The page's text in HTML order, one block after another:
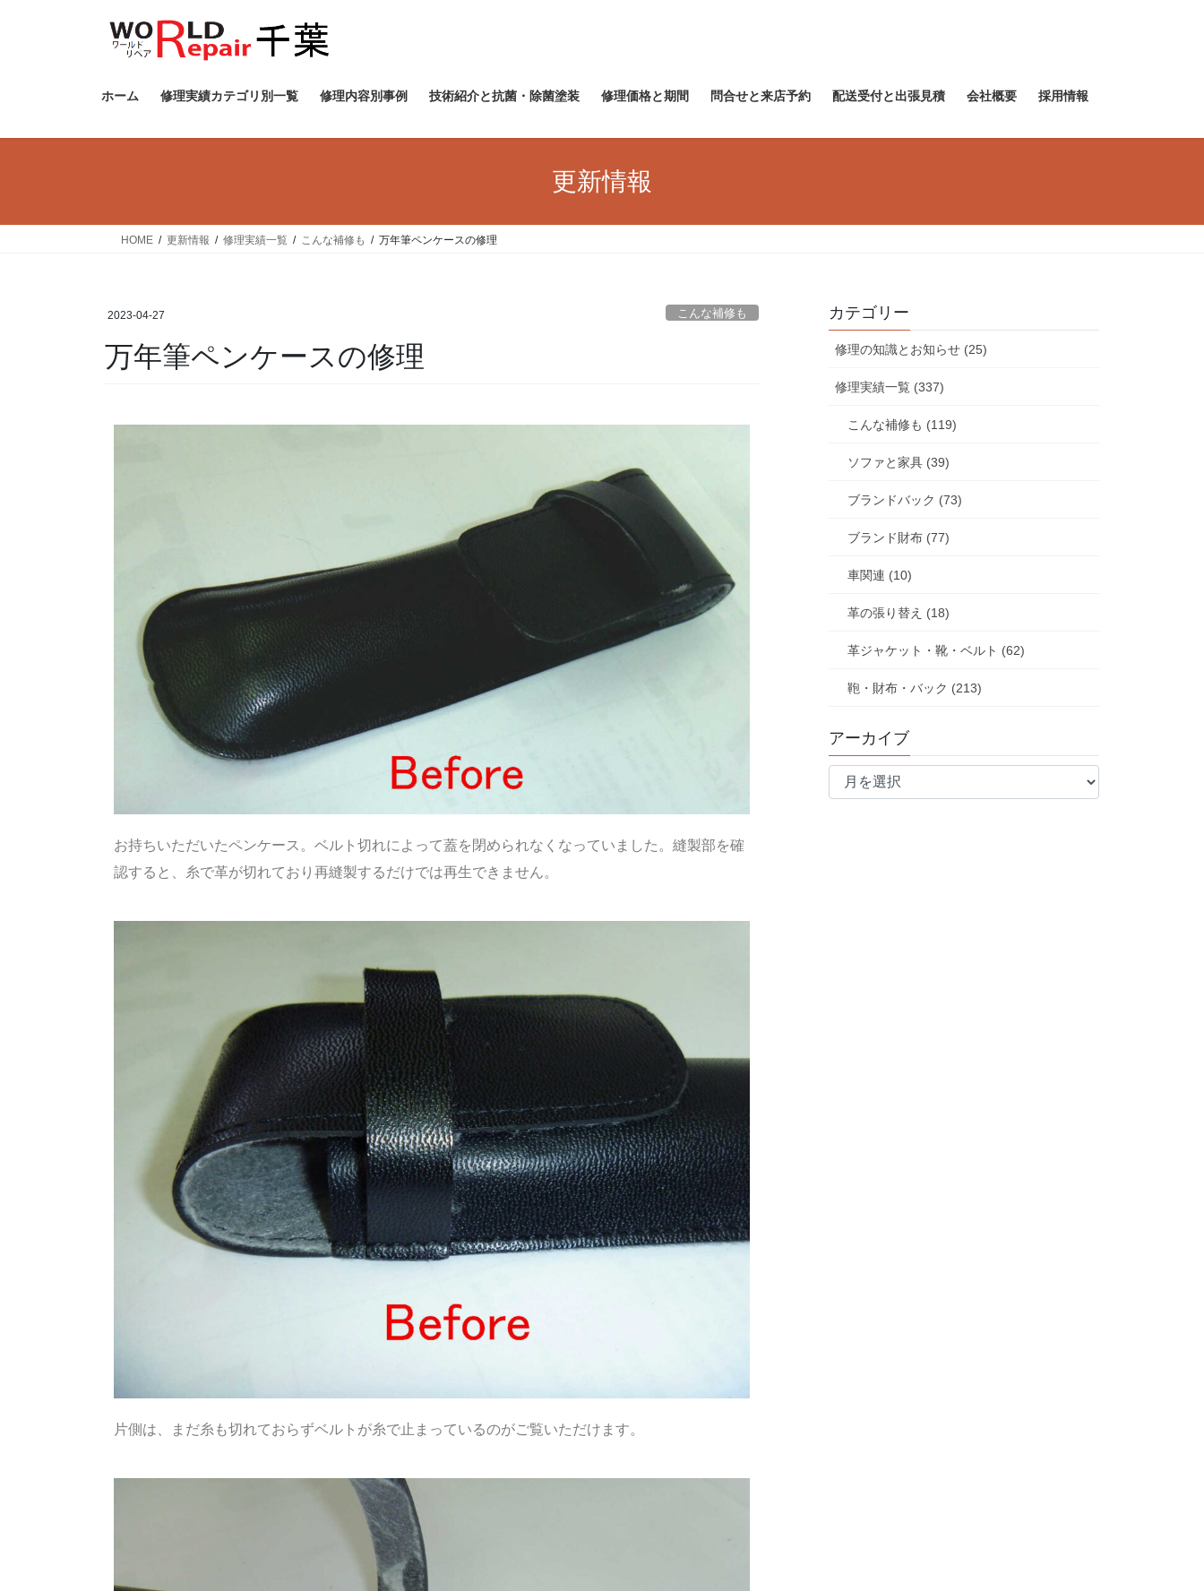
ホーム 修理実績カテゴリ別一覧 修理内容別事例 技術紹介と抗菌・除菌塗装 修理価格と期間 問合せと来店予約 配送受付と出張見積 会社概要 採用情報
更新情報
HOME 更新情報 修理実績一覧 こんな補修も 万年筆ペンケースの修理
2023-04-27 こんな補修も
万年筆ペンケースの修理
お持ちいただいたペンケース。ベルト切れによって蓋を閉められなくなっていました。縫製部を確
認すると、糸で革が切れており再縫製するだけでは再生できません。
片側は、まだ糸も切れておらずベルトが糸で止まっているのがご覧いただけます。
カテゴリー
修理の知識とお知らせ (25)
修理実績一覧 (337)
こんな補修も (119)
ソファと家具 (39)
ブランドバック (73)
ブランド財布 (77)
車関連 (10)
革の張り替え (18)
革ジャケット・靴・ベルト (62)
鞄・財布・バック (213)
アーカイブ